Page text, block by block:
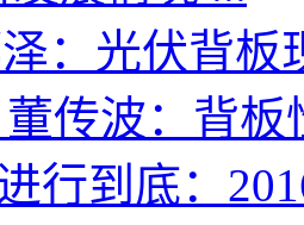
：光伏背
传波：背
行到底：